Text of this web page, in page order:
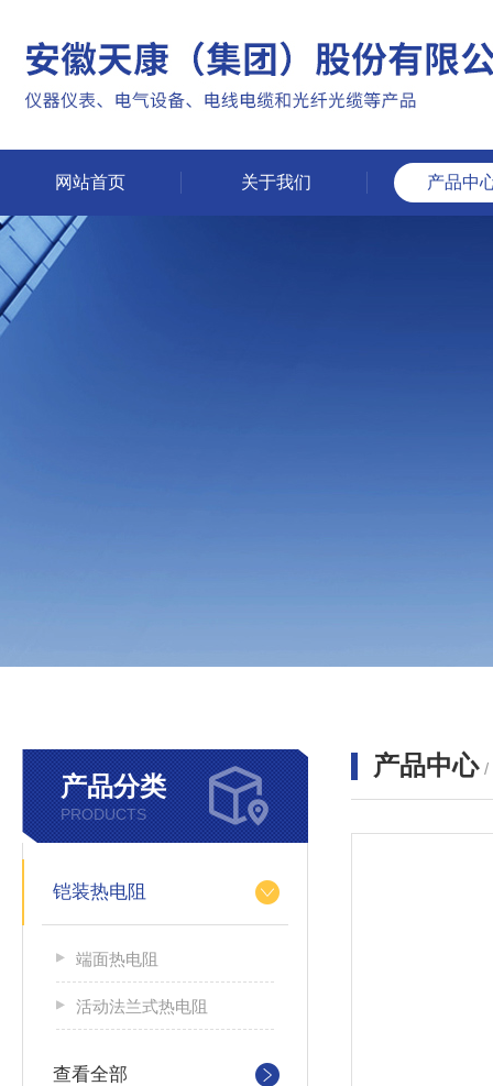
网站首页 关于我们 产品中
产品分类
PRODUCTS
铠装热电阻
端面热电阻
活动法兰式热电阻
查看全部
产品中心 /